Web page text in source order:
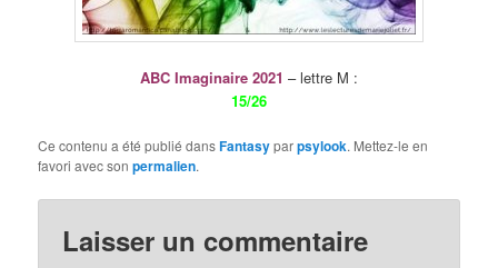
ABC Imaginaire 2021 – lettre M :
15/26
Ce contenu a été publié dansFantasyparpsylook. Mettez-le en
favori avec sonpermalien.
Laisser un commentaire